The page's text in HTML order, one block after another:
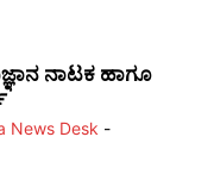
ನಾಟಕ ಹಾಗೂ
News Desk -